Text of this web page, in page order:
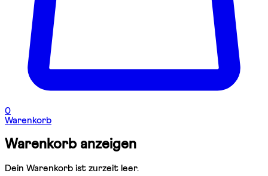
0
Warenkorb
Warenkorb anzeigen
Dein Warenkorb ist zurzeit leer.